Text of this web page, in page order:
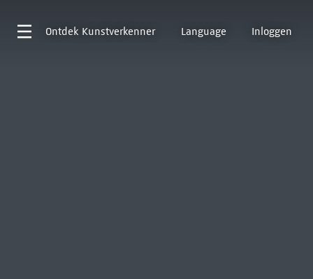
Ontdek Kunstverkenner Language Inloggen